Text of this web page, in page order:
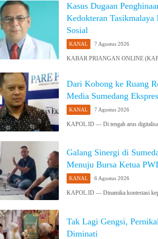
Kasus Dugaan
Kedokteran
Sosial
KANAL 7 Agustus 2026
KABAR PRIANGAN ONLINE
Dari Kobong ke Ruang
Media Sumedang Ekspres
KANAL 7 Agustus 2026
KAPOL.ID — Di tengah arus
Galang Sinergi di
Menuju Bursa Ketua
KANAL 6 Agustus 2026
KAPOL.ID — Dinamika kontestasi
Tak Lagi Gengsi,
Diminati